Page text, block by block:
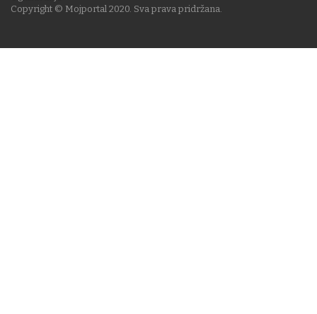
Copyright © Mojportal 2020. Sva prava pridržana.